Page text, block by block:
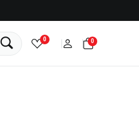
0 0